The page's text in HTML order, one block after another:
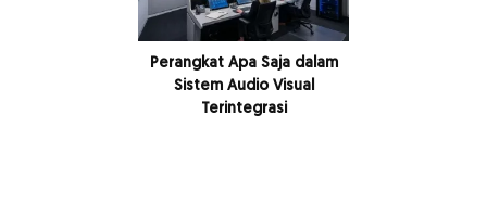
Perangkat Apa Saja dalam
Sistem Audio Visual
Terintegrasi